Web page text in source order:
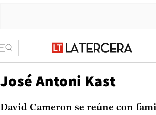
José Antoni Kast
David Cameron se reúne con